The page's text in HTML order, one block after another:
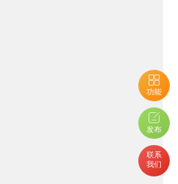
功能
发布
联系
我们